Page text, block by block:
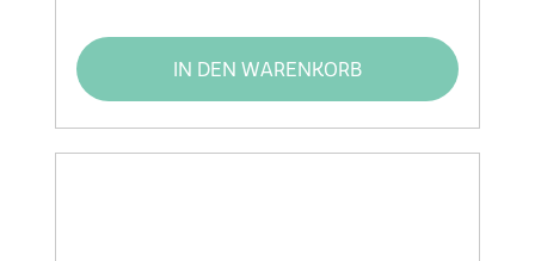
IN DEN WARENKORB